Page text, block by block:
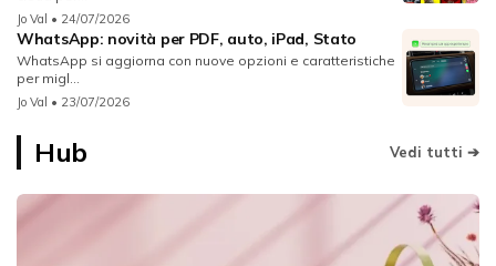
Jo Val • 24/07/2026
WhatsApp: novità per PDF, auto, iPad, Stato
WhatsApp si aggiorna con nuove opzioni e caratteristiche
per migl...
Jo Val • 23/07/2026
Hub Vedi tutti ➔